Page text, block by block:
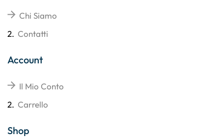
Chi Siamo
2. Contatti
Account
Il Mio Conto
2. Carrello
Shop